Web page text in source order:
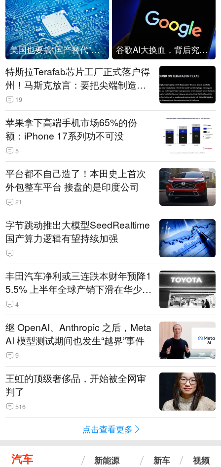
美国也要搞“国产替代”？先算清三笔账 谷歌AI大换血，背后究竟发生了什么？
特斯拉Terafab芯片工厂正式落户得
州！马斯克放言：要把尖端制造带
回美国
19
苹果拿下高端手机市场65%的份
额：iPhone 17系列功不可没
5
平台都不自己造了！本田史上首次
外包整车平台 接盘的是印度公司
21
字节跳动推出大模型SeedRealtime
国产算力逻辑有望持续加强
丰田汽车净利或三连跌本财年预降1
5.5% 上半年全球产销下滑在华少卖
14.3万辆
4
继 OpenAI、Anthropic 之后，Meta
AI 模型测试期间也发生“越界”事件
9
王虹的顶级奢侈品，开始被全网审
判了
516
点击查看更多
汽车 新能源 新车 视频